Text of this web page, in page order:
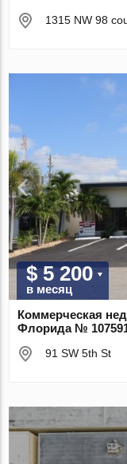
1315 NW 98
$ 5 200
в месяц
Коммерческая
Флорида №
91 SW 5th St